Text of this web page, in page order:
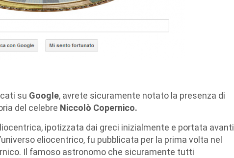
su Google, avrete sicuramente notato la presenza di
del celebre Niccolò Copernico.
ipotizzata dai greci inizialmente e portata avanti
eliocentrico, fu pubblicata per la prima volta nel
Il famoso astronomo che sicuramente tutti